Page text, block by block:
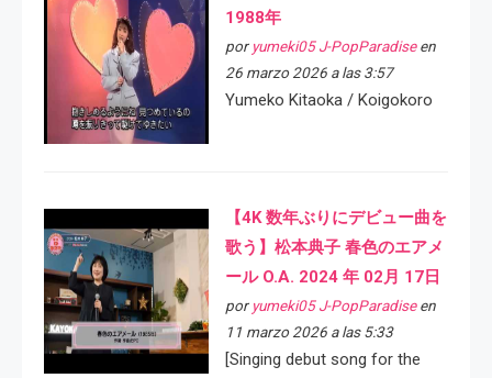
1988年
por yumeki05 J-PopParadiseen
26 marzo 2026 a las 3:57
Yumeko Kitaoka / Koigokoro
【4K 数年ぶりにデビュー曲を
歌う】松本典子 春色のエアメ
ール O.A. 2024 年 02月 17日
por yumeki05 J-PopParadiseen
11 marzo 2026 a las 5:33
[Singing debut song for the